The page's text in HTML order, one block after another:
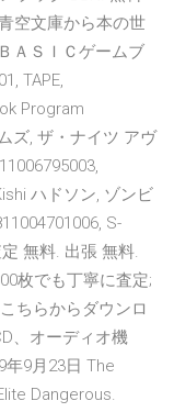
空文庫から本の世
ＡＳＩＣゲームブ
TAPE,
Program
ズ, ザ・ナイツ アヴ
ハドソン, ゾンビ
S-
無料. 出張 無料.
枚でも丁寧に査定;
ちらからダウンロ
、オーディオ機
9月23日 The
Dangerous.